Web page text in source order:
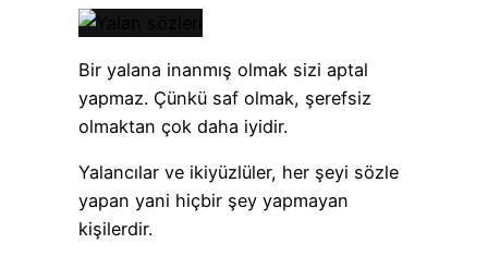
Bir yalana inanmış olmak sizi aptal
yapmaz. Çünkü saf olmak, şerefsiz
olmaktan çok daha iyidir.
Yalancılar ve ikiyüzlüler, her şeyi sözle
yapan yani hiçbir şey yapmayan
kişilerdir.